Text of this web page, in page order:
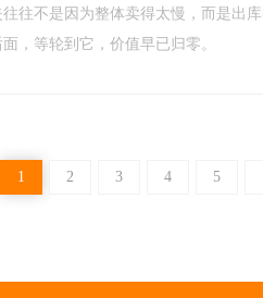
往不是因为整体卖得太慢，而是出库
，等轮到它，价值早已归零。
1 2 3 4 5